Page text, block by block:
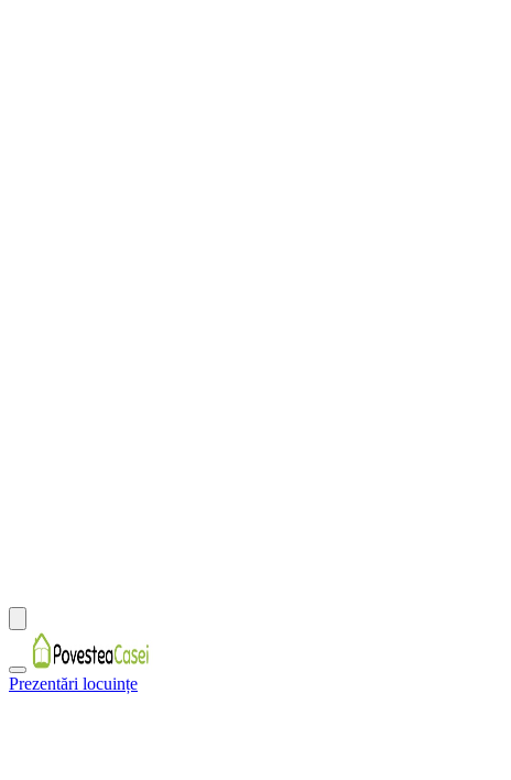
Prezentări locuințe